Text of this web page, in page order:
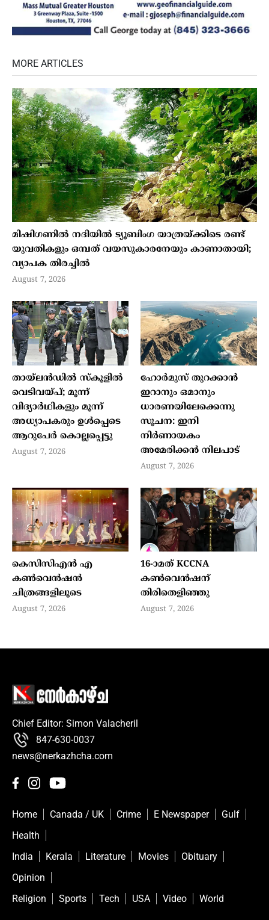
MORE ARTICLES
മിഷിഗണില്‍ നദിയില്‍ ട്യൂബിംഗ യാത്രയ്ക്കിടെ രണ്ട്
യുവതികളും ഒമ്പത് വയസുകാരനേയും കാണാതായി;
വ്യാപക തിരച്ചില്‍
August 7, 2026
തായ്ലന്‍ഡില്‍ സ്‌കൂളില്‍
വെടിവയ്പ്; മൂന്ന്
വിദ്യാര്‍ഥികളും മൂന്ന്
അധ്യാപകരും ഉള്‍പ്പെടെ
ആറുപേര്‍ കൊല്ലപ്പെട്ടു
August 7, 2026
ഹോര്‍മുസ് തുറക്കാന്‍
ഇറാനും ഒമാനും
ധാരണയിലേക്കെന്നു
സൂചന: ഇനി
നിര്‍ണായകം
അമേരിക്കന്‍ നിലപാട്
August 7, 2026
കെസിസിഎൻ എ
കൺവെൻഷൻ
ചിത്രങ്ങളിലൂടെ
August 7, 2026
16-ാമത് KCCNA
കൺവെൻഷന്
തിരിതെളിഞ്ഞു
August 7, 2026
Chief Editor: Simon Valacheril
847-630-0037
news@nerkazhcha.com
Home Canada / UK Crime E Newspaper
Gulf
Health
India
Kerala Literature Movies
Obituary
Opinion
Religion
Sports Tech USA Video World